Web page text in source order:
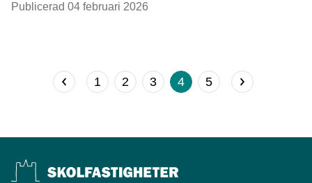
Publicerad 04 februari 2026
1 2 3 4 5